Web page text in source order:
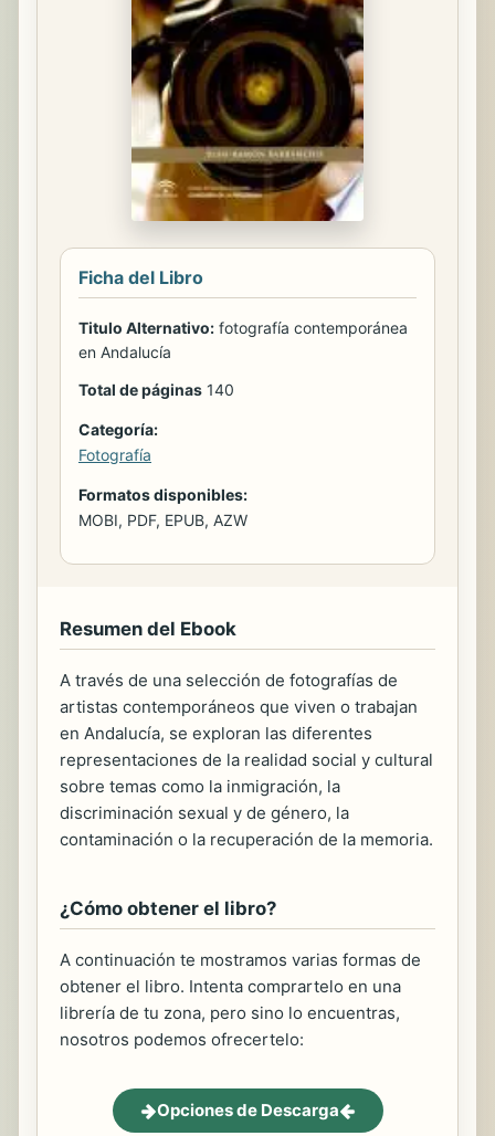
Ficha del Libro
Titulo Alternativo: fotografía contemporánea
en Andalucía
Total de páginas 140
Categoría:
Fotografía
Formatos disponibles:
MOBI, PDF, EPUB, AZW
Resumen del Ebook
A través de una selección de fotografías de
artistas contemporáneos que viven o trabajan
en Andalucía, se exploran las diferentes
representaciones de la realidad social y cultural
sobre temas como la inmigración, la
discriminación sexual y de género, la
contaminación o la recuperación de la memoria.
¿Cómo obtener el libro?
A continuación te mostramos varias formas de
obtener el libro. Intenta comprartelo en una
librería de tu zona, pero sino lo encuentras,
nosotros podemos ofrecertelo:
Opciones de Descarga